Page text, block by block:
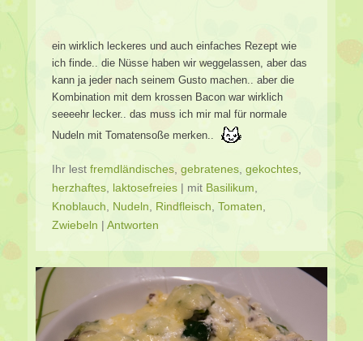
ein wirklich leckeres und auch einfaches Rezept wie
ich finde.. die Nüsse haben wir weggelassen, aber das
kann ja jeder nach seinem Gusto machen.. aber die
Kombination mit dem krossen Bacon war wirklich
seeeehr lecker.. das muss ich mir mal für normale
Nudeln mit Tomatensoße merken..
Ihr lest fremdländisches gebratenes gekochtes
herzhaftes laktosefreies | mit Basilikum
Knoblauch
Nudeln Rindfleisch Tomaten
Zwiebeln | Antworten